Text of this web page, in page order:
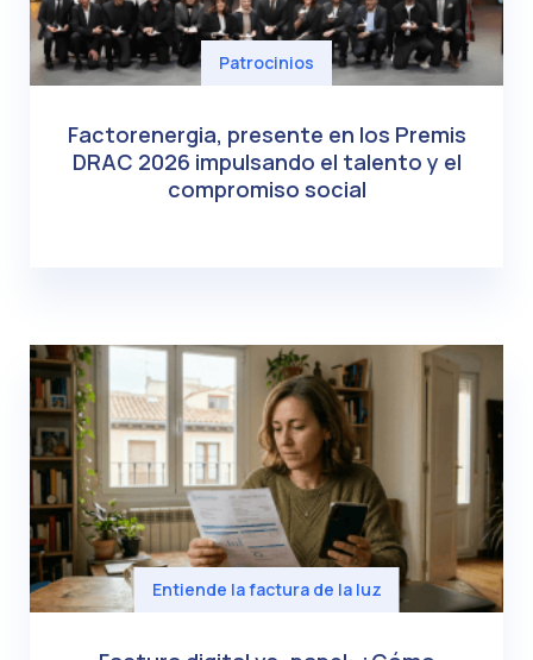
Patrocinios
Factorenergia, presente en los Premis
DRAC 2026 impulsando el talento y el
compromiso social
Entiende la factura de la luz